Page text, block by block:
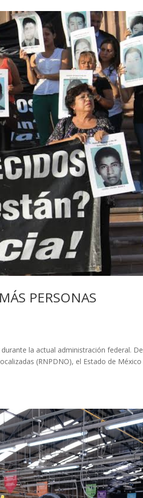
PERSONAS
la actual administración federal. De
(RNPDNO), el Estado de México